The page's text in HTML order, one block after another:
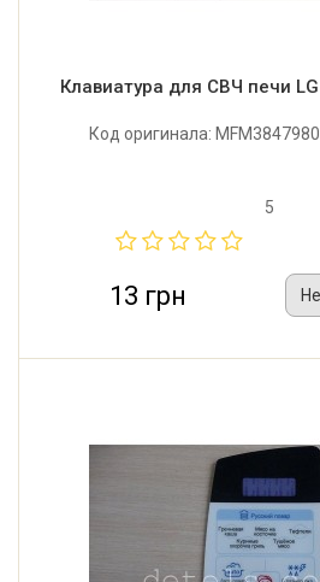
Клавиатура для СВЧ печи
Код оригинала:
5
13 грн